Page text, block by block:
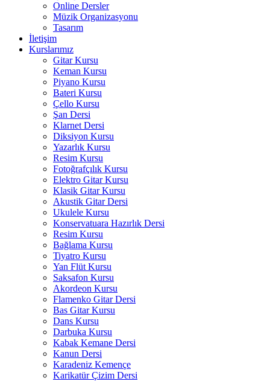
Online Dersler
Müzik Organizasyonu
Tasarım
İletişim
Kurslarımız
Gitar Kursu
Keman Kursu
Piyano Kursu
Bateri Kursu
Çello Kursu
Şan Dersi
Klarnet Dersi
Diksiyon Kursu
Yazarlık Kursu
Resim Kursu
Fotoğrafçılık Kursu
Elektro Gitar Kursu
Klasik Gitar Kursu
Akustik Gitar Dersi
Ukulele Kursu
Konservatuara Hazırlık Dersi
Resim Kursu
Bağlama Kursu
Tiyatro Kursu
Yan Flüt Kursu
Saksafon Kursu
Akordeon Kursu
Flamenko Gitar Dersi
Bas Gitar Kursu
Dans Kursu
Darbuka Kursu
Kabak Kemane Dersi
Kanun Dersi
Karadeniz Kemençe
Karikatür Çizim Dersi